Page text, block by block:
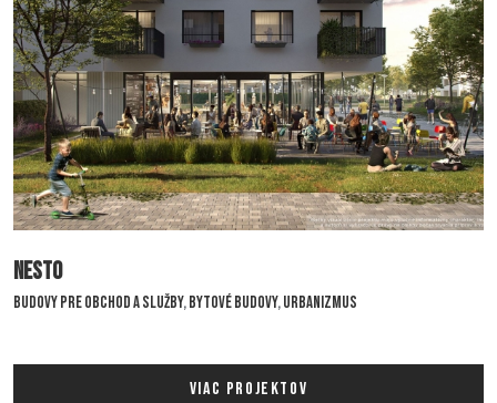
Nesto
Nesto
Budovy pre obchod a služby,Bytové budovy,Urbanizmus
VIAC PROJEKTOV